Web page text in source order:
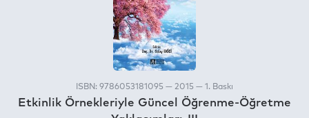
ISBN: 9786053181095 — 2015 — 1. Baskı
Etkinlik Örnekleriyle Güncel Öğrenme-Öğretme